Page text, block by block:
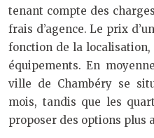
tenant compte des
frais d’agence. Le prix
fonction de la localisation,
équipements. En
ville de Chambéry se
mois, tandis que les
proposer des options plus